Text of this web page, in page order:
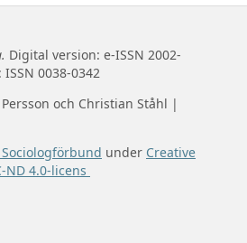
Digital version: e-ISSN 2002-
0038-0342
och Christian Ståhl |
under Creative
ND 4.0-licens